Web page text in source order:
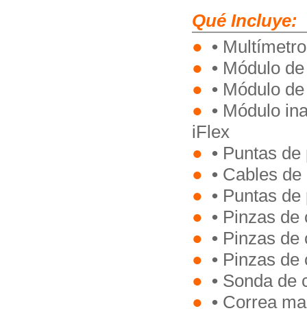
Qué Incluye:
•
• Módulo
• Módulo
• Módulo
iFlex
• Puntas
• Cables de
• Puntas
• Pinzas de
• Pinzas de
• Pinzas de
• Sonda de
• Correa